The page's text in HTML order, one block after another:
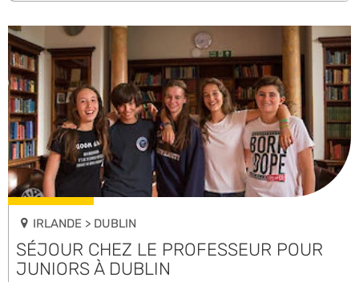
IRLANDE > DUBLIN
SÉJOUR CHEZ LE PROFESSEUR POUR
JUNIORS À DUBLIN